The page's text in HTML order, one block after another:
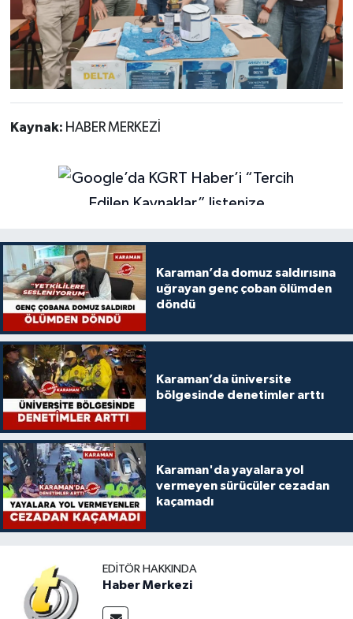
Kaynak: HABER MERKEZİ
Karaman’da domuz saldırısına
uğrayan genç çoban ölümden
döndü
Karaman’da üniversite
bölgesinde denetimler arttı
Karaman'da yayalara yol
vermeyen sürücüler cezadan
kaçamadı
EDITÖR HAKKINDA
Haber Merkezi